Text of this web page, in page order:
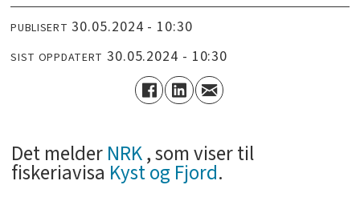
PUBLISERT 30.05.2024 - 10:30
SIST OPPDATERT 30.05.2024 - 10:30
Det melderNRK, som viser til
fiskeriavisa Kyst og Fjord.